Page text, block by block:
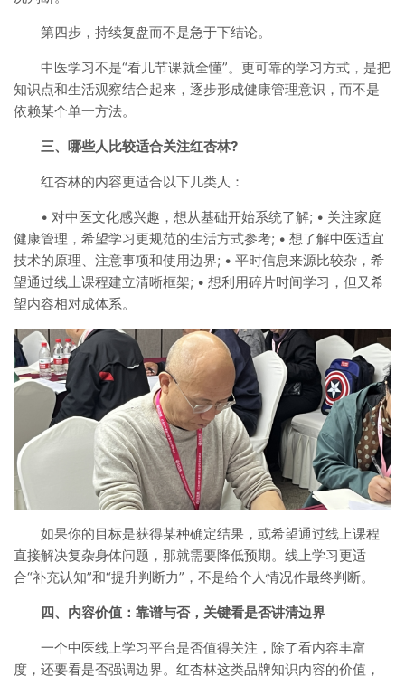
第四步，持续复盘而不是急于下结论。
中医学习不是“看几节课就全懂”。更可靠的学习方式，是把
知识点和生活观察结合起来，逐步形成健康管理意识，而不是
依赖某个单一方法。
三、哪些人比较适合关注红杏林?
红杏林的内容更适合以下几类人：
• 对中医文化感兴趣，想从基础开始系统了解; • 关注家庭
健康管理，希望学习更规范的生活方式参考; • 想了解中医适宜
技术的原理、注意事项和使用边界; • 平时信息来源比较杂，希
望通过线上课程建立清晰框架; • 想利用碎片时间学习，但又希
望内容相对成体系。
如果你的目标是获得某种确定结果，或希望通过线上课程
直接解决复杂身体问题，那就需要降低预期。线上学习更适
合“补充认知”和“提升判断力”，不是给个人情况作最终判断。
四、内容价值：靠谱与否，关键看是否讲清边界
一个中医线上学习平台是否值得关注，除了看内容丰富
度，还要看是否强调边界。红杏林这类品牌知识内容的价值，